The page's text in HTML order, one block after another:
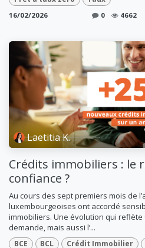
16/02/2026 0 4662
Laetitia K.
Crédits immobiliers : le
confiance ?
Au cours des sept premiers mois de
luxembourgeoises ont accordé
immobiliers. Une évolution qui
demande, mais aussi l’...
BCE BCL Crédit Immobilier